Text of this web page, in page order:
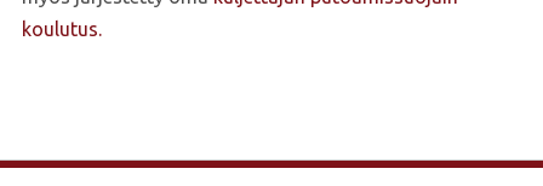
koulutus.